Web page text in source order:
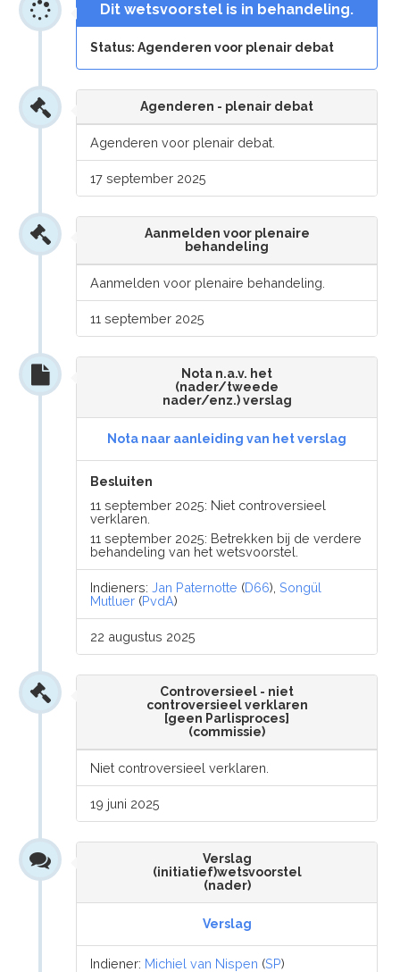
Dit wetsvoorstel is in behandeling.
Status: Agenderen voor plenair debat
Agenderen - plenair debat
Agenderen voor plenair debat.
17 september 2025
Aanmelden voor plenaire
behandeling
Aanmelden voor plenaire behandeling.
11 september 2025
Nota n.a.v. het
(nader/tweede
nader/enz.) verslag
Nota naar aanleiding van het verslag
Besluiten
11 september 2025: Niet controversieel
verklaren.
11 september 2025: Betrekken bij de verdere
behandeling van het wetsvoorstel.
Indieners:Jan Paternotte (D66),Songül
Mutluer (PvdA)
22 augustus 2025
Controversieel - niet
controversieel verklaren
[geen Parlisproces]
(commissie)
Niet controversieel verklaren.
19 juni 2025
Verslag
(initiatief)wetsvoorstel
(nader)
Verslag
Indiener: Michiel van Nispen (SP)